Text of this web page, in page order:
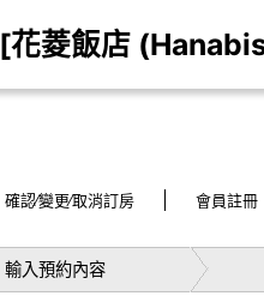
[花菱飯店
確認∕變更∕取消訂房 會員註冊
輸入預約內容